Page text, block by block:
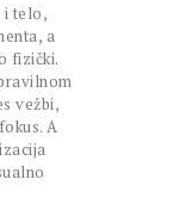
i telo,
a
fizički.
vežbi,
A